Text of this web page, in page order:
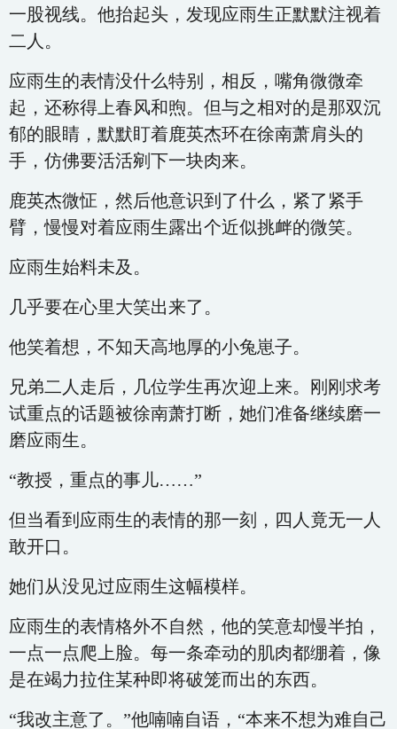
一股视线。他抬起头，发现应雨生正默默注视着
二人。
应雨生的表情没什么特别，相反，嘴角微微牵
起，还称得上春风和煦。但与之相对的是那双沉
郁的眼睛，默默盯着鹿英杰环在徐南萧肩头的
手，仿佛要活活剜下一块肉来。
鹿英杰微怔，然后他意识到了什么，紧了紧手
臂，慢慢对着应雨生露出个近似挑衅的微笑。
应雨生始料未及。
几乎要在心里大笑出来了。
他笑着想，不知天高地厚的小兔崽子。
兄弟二人走后，几位学生再次迎上来。刚刚求考
试重点的话题被徐南萧打断，她们准备继续磨一
磨应雨生。
“教授，重点的事儿……”
但当看到应雨生的表情的那一刻，四人竟无一人
敢开口。
她们从没见过应雨生这幅模样。
应雨生的表情格外不自然，他的笑意却慢半拍，
一点一点爬上脸。每一条牵动的肌肉都绷着，像
是在竭力拉住某种即将破笼而出的东西。
“我改主意了。”他喃喃自语，“本来不想为难自己